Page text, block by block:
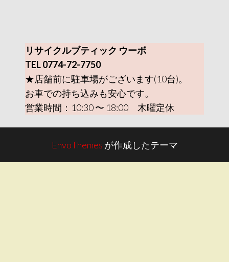
リサイクルブティック ウーボ
TEL 0774-72-7750
★店舗前に駐車場がございます(10台)。
お車での持ち込みも安心です。
営業時間：10:30 〜 18:00 木曜定休
EnvoThemes が作成したテーマ